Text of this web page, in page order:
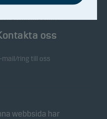
oss
mail/ring till oss
webbsida har
till att få vår webbplats
grundläggande
och tillgång till säkra
hur sidorna visas.